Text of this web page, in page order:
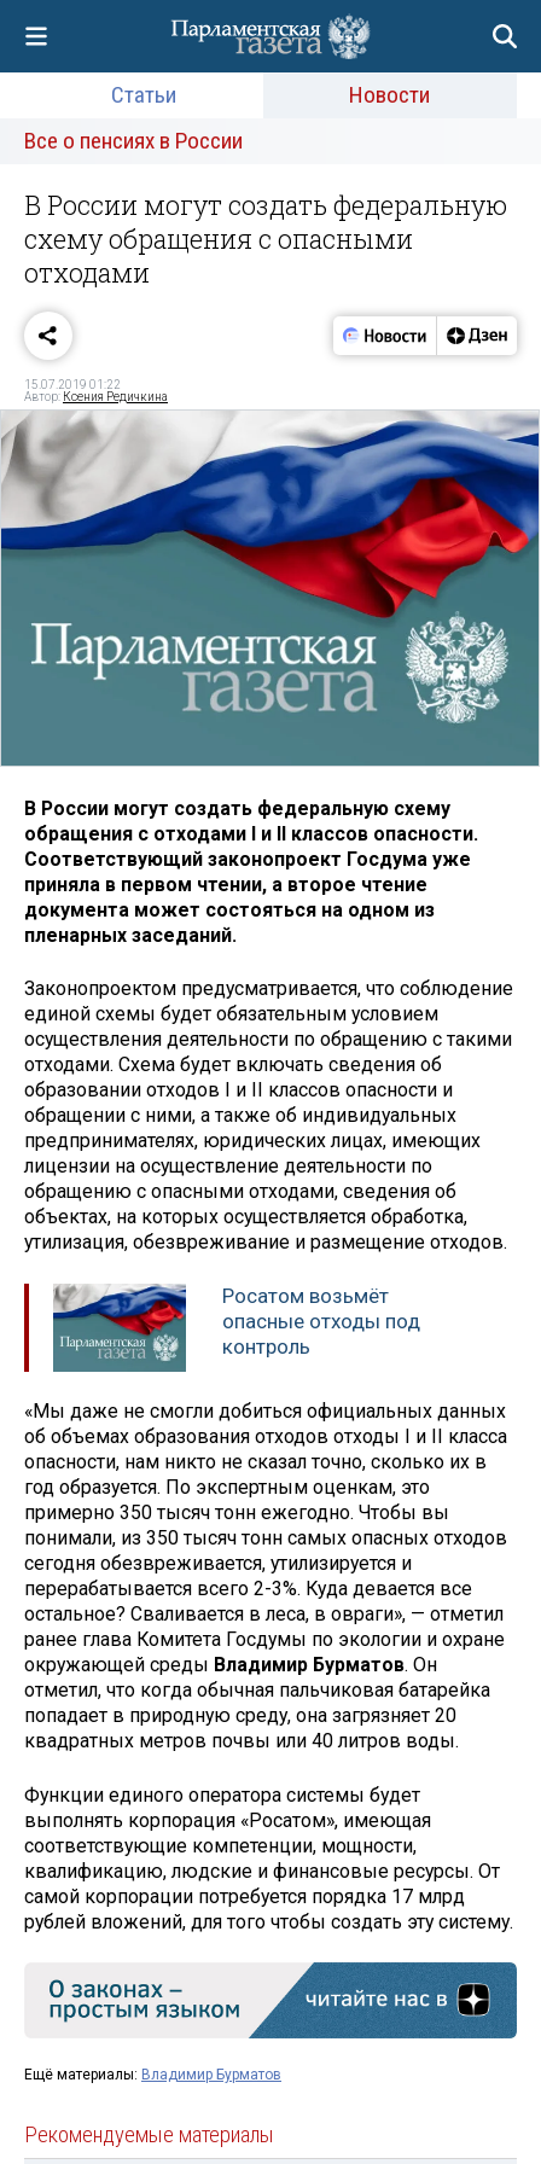
Статьи
Новости
Все о пенсиях в России
В России могут создать федеральную
схему обращения с опасными
отходами
15.07.2019 01:22
Автор: Ксения Редичкина
В России могут создать федеральную схему
обращения с отходами I и II классов опасности.
Соответствующий законопроект Госдума уже
приняла в первом чтении, а второе чтение
документа может состояться на одном из
пленарных заседаний.
Законопроектом предусматривается, что соблюдение
единой схемы будет обязательным условием
осуществления деятельности по обращению с такими
отходами. Схема будет включать сведения об
образовании отходов I и II классов опасности и
обращении с ними, а также об индивидуальных
предпринимателях, юридических лицах, имеющих
лицензии на осуществление деятельности по
обращению с опасными отходами, сведения об
объектах, на которых осуществляется обработка,
утилизация, обезвреживание и размещение отходов.
Росатом возьмёт
опасные отходы под
контроль
«Мы даже не смогли добиться официальных данных
об объемах образования отходов отходы I и II класса
опасности, нам никто не сказал точно, сколько их в
год образуется. По экспертным оценкам, это
примерно 350 тысяч тонн ежегодно. Чтобы вы
понимали, из 350 тысяч тонн самых опасных отходов
сегодня обезвреживается, утилизируется и
перерабатывается всего 2-3%. Куда девается все
остальное? Сваливается в леса, в овраги», — отметил
ранее глава Комитета Госдумы по экологии и охране
окружающей среды Владимир Бурматов. Он
отметил, что когда обычная пальчиковая батарейка
попадает в природную среду, она загрязняет 20
квадратных метров почвы или 40 литров воды.
Функции единого оператора системы будет
выполнять корпорация «Росатом», имеющая
соответствующие компетенции, мощности,
квалификацию, людские и финансовые ресурсы. От
самой корпорации потребуется порядка 17 млрд
рублей вложений, для того чтобы создать эту систему.
Ещё материалы: Владимир Бурматов
Рекомендуемые материалы